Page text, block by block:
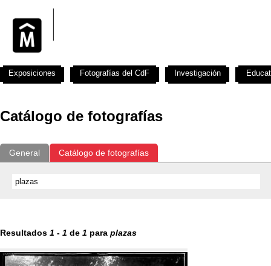
Catálogo de fotografías
General Catálogo de fotografías
Resultados 1 - 1 de 1 para plazas
Exposiciones Fotografías del CdF Investigación